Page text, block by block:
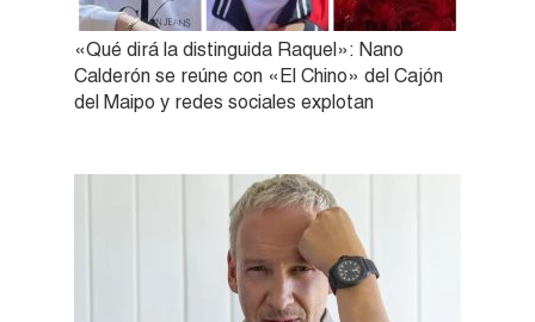
«Qué dirá la distinguida Raquel»: Nano
Calderón se reúne con «El Chino» del Cajón
del Maipo y redes sociales explotan